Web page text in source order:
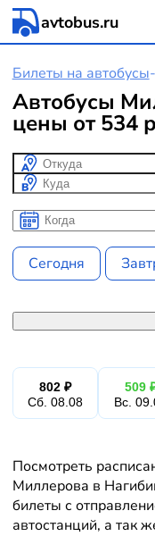
avtobus.ru
Билеты на автобусы-
Автобусы
цены от 534
Откуда
Куда
Когда
Когда
Сегодня
802 ₽
Сб. 08.08
509
Вс.
Посмотреть
Миллерова в
билеты с
автостанций, а так